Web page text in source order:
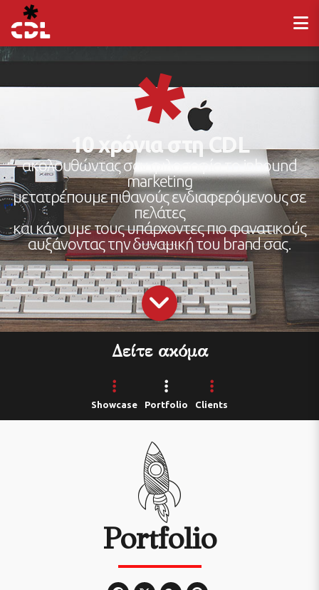
10 χρόνια στη CDL
ακολουθώντας σαν φιλοσοφία το inbound
marketing
μετατρέπουμε πιθανούς ενδιαφερόμενους σε
πελάτες
και κάνουμε τους υπάρχοντες πιο φανατικούς
αυξάνοντας την δυναμική του brand σας.
Δείτε ακόμα
Showcase Portfolio Clients
Portfolio